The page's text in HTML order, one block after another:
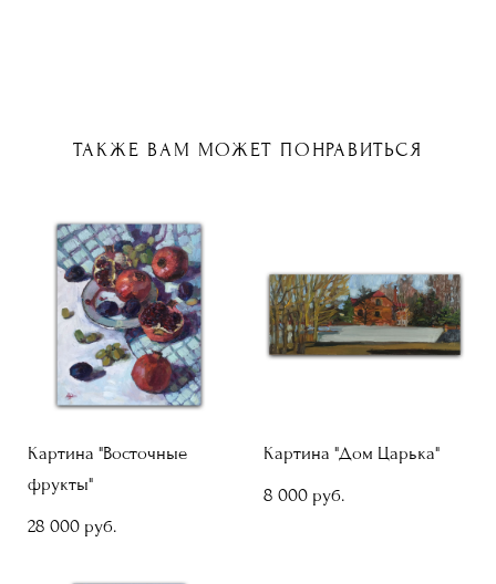
ТАКЖЕ ВАМ МОЖЕТ ПОНРАВИТЬСЯ
Картина "Восточные
фрукты"
28 000 pуб.
Картина "Дом Царька"
8 000 pуб.